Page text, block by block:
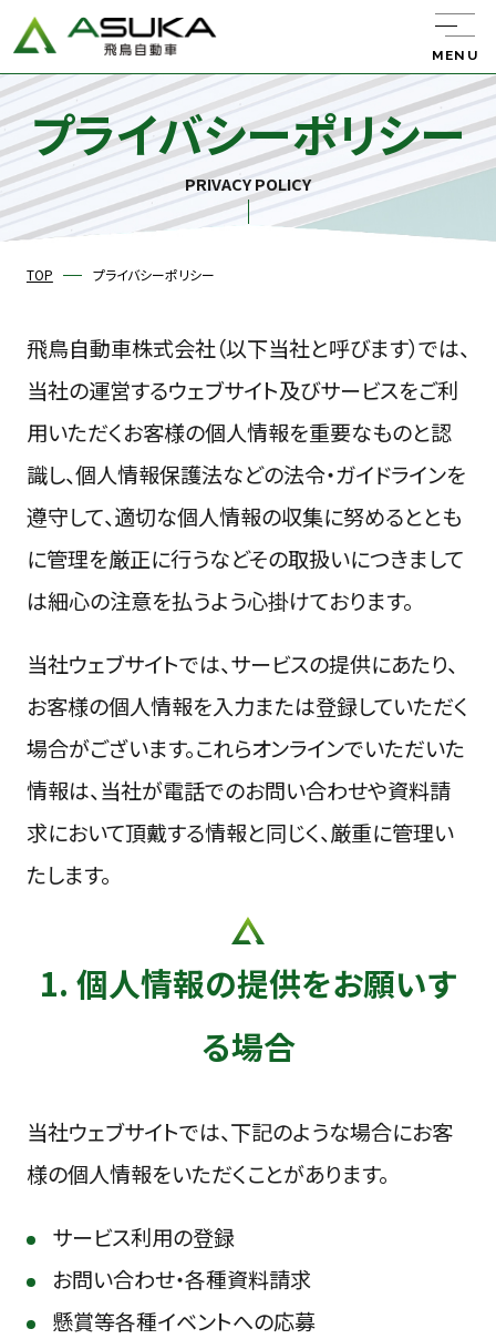
MENU
飛鳥自動車について
サービス紹介
レンタカー キャンピング
バン・トラック 販売 新車リース エーミング
LEDビジョン
会社紹介
お知らせ
採用情報
お問い合わせ
プライバシーポリシー
PRIVACY POLICY
TOP プライバシーポリシー
飛鳥自動車株式会社（以下当社と呼びます）では、
当社の運営するウェブサイト及びサービスをご利
用いただくお客様の個人情報を重要なものと認
識し、個人情報保護法などの法令・ガイドラインを
遵守して、適切な個人情報の収集に努めるととも
に管理を厳正に行うなどその取扱いにつきまして
は細心の注意を払うよう心掛けております。
当社ウェブサイトでは、サービスの提供にあたり、
お客様の個人情報を入力または登録していただく
場合がございます。これらオンラインでいただいた
情報は、当社が電話でのお問い合わせや資料請
求において頂戴する情報と同じく、厳重に管理い
たします。
1. 個人情報の提供をお願いす
る場合
当社ウェブサイトでは、下記のような場合にお客
様の個人情報をいただくことがあります。
サービス利用の登録
お問い合わせ・各種資料請求
懸賞等各種イベントへの応募